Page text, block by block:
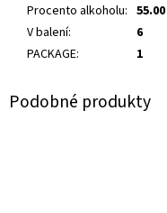
Procento alkoholu: 55.00
V balení:
6
PACKAGE: 1